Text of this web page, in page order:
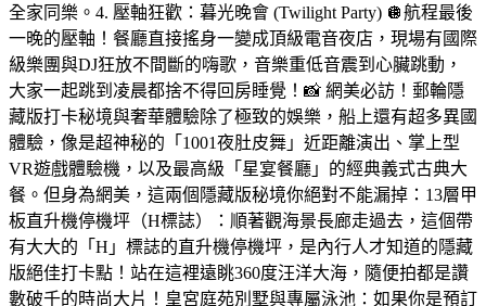
全家同樂。4. 壓軸狂歡：暮光晚會 (Twilight Party) 🪩航程最後
一晚的壓軸！餐廳直接搖身一變成頂級電音夜店，現場有國際
級樂團與DJ狂放不間斷的嗨歌，音樂重低音震到心臟跳動，
大家一起跳到凌晨都捨不得回房睡覺！📸 網美必訪！郵輪隱
藏版打卡秘境與奢華體驗除了極致的娛樂，船上還有超多異國
體驗，像是超神秘的「1001夜肚皮舞」近距離演出、掌上型
VR遊戲體驗機，以及最高級「星宴餐廳」的經典義式古典大
餐。但身為網美，這兩個隱藏版秘境你絕對不能漏掉：13層甲
板直升機停機坪（H標誌）：順著觀海景長廊走過去，這個帶
有大大的「H」標誌的直升機停機坪，是內行人才知道的隱藏
版絕佳打卡點！站在這裡遠眺360度汪洋大海，隨便拍都是讚
數破千的時尚大片！皇宮庭苑別墅與專屬泳池：如果你是預訂